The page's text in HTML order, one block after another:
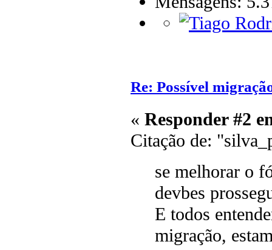
Re: Possível
« Responder #2
Citação de:
se melhorar o
devbes
E todos
migração,